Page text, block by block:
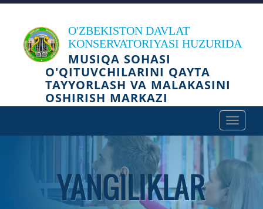
O'ZBEKISTON DAVLAT
KONSERVATORIYASI HUZURIDA
MUSIQA SOHASI
O'QITUVCHILARINI QAYTA
TAYYORLASH VA MALAKASINI
OSHIRISH MARKAZI
Toggle
YANGILIKLAR